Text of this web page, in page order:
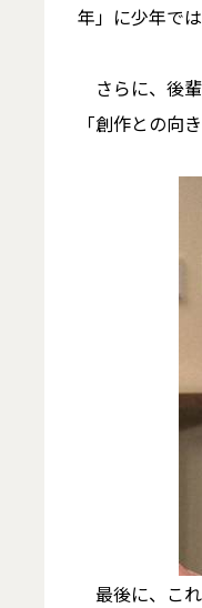
年」に少年で
さらに、後
「創作との向
最後に、こ